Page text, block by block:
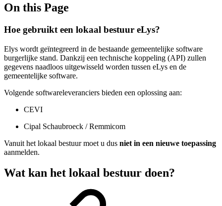
On this Page
Hoe gebruikt een lokaal bestuur eLys?
Elys wordt geïntegreerd in de bestaande gemeentelijke software
burgerlijke stand. Dankzij een technische koppeling (API) zullen
gegevens naadloos uitgewisseld worden tussen eLys en de
gemeentelijke software.
Volgende softwareleveranciers bieden een oplossing aan:
CEVI
Cipal Schaubroeck / Remmicom
Vanuit het lokaal bestuur moet u dus niet in een nieuwe toepassing
aanmelden.
Wat kan het lokaal bestuur doen?